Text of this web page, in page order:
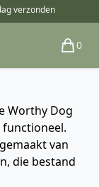
verzonden
0
Worthy Dog
van
die bestand